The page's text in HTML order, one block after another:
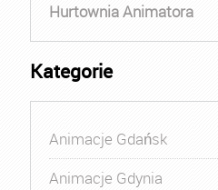
Hurtownia Animatora
Kategorie
Animacje Gdańsk
Animacje Gdynia